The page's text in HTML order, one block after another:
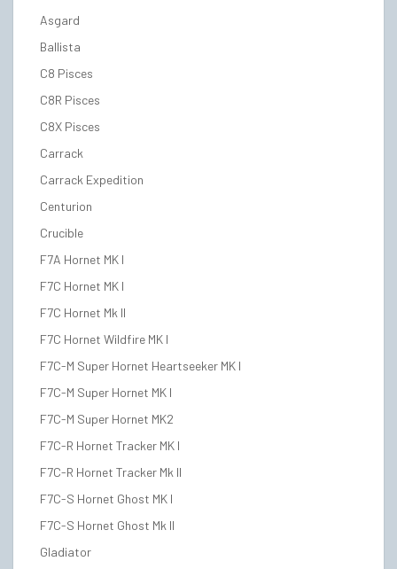
Asgard
Ballista
C8 Pisces
C8R Pisces
C8X Pisces
Carrack
Carrack Expedition
Centurion
Crucible
F7A Hornet MK I
F7C Hornet MK I
F7C Hornet Mk II
F7C Hornet Wildfire MK I
F7C-M Super Hornet Heartseeker MK I
F7C-M Super Hornet MK I
F7C-M Super Hornet MK2
F7C-R Hornet Tracker MK I
F7C-R Hornet Tracker Mk II
F7C-S Hornet Ghost MK I
F7C-S Hornet Ghost Mk II
Gladiator